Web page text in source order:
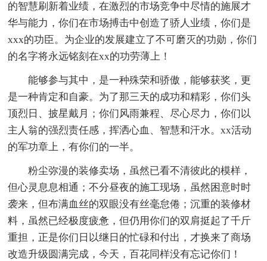
的智慧刷新着业绩，在激烈的市场竞争中尽情的施展才
华与能力，你们在市场搏击中创造了骄人业绩，你们是
xxx的功臣。为企业的发展建立了不可磨灭的功勋，你们
的名字将永远铭刻在xx的功劳薄上！
能够参与其中，是一种殊荣和骄傲，能够获奖，更
是一种肯定和自豪。为了那三天的成功和精彩，你们头
顶烈日、披星戴月；你们风雨兼程、尽心尽力，你们以
主人翁的强烈责任感，挥洒心血、智慧和汗水。xx活动
的军功章上，有你们的一半。
粉尘弥漫的装修卖场，虽然已看不清彼此的模样，
但心灵息息相通；不分昼夜的施工现场，虽然困意时时
袭来，但布满血丝的双眼没有丝毫怠倦；沉重的装修材
料，虽然已经极度疲惫，但仍用你们的双肩挺起了千斤
重担，正是你们日以继日的忙碌和付出，才换来了商场
改造升级圆满完成，今天，百花同样没有忘记你们！